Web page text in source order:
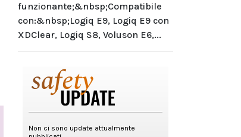
funzionante;&nbsp;Compatibile
con:&nbsp;Logiq E9, Logiq E9 con
XDClear, Logiq S8, Voluson E6,...